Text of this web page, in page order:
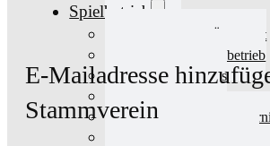
Spielbetrieb
Spielbetrieb Übersicht
Aktuelles Spielbetrieb
BEM & Qualis
TTT –
E-Mailadresse
Stammverein